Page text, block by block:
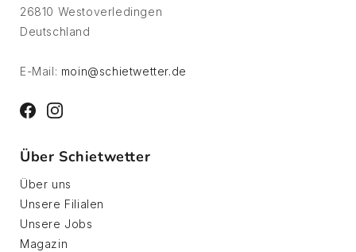
26810 Westoverledingen
Deutschland
E-Mail: moin@schietwetter.de
FacebookInstagram
Über Schietwetter
Über uns
Unsere Filialen
Unsere Jobs
Magazin